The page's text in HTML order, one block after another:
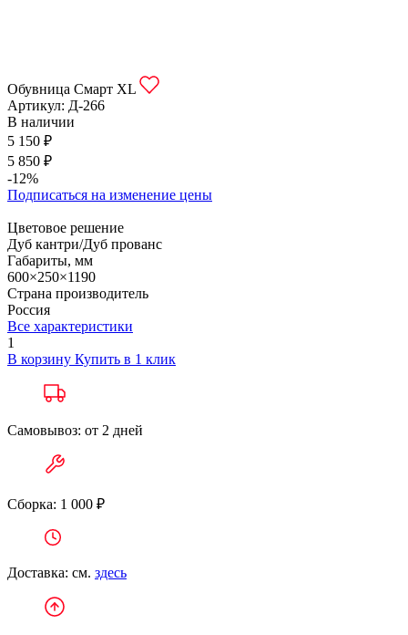
Обувница Смарт XL
Артикул: Д-266
В наличии
5 150 ₽
5 850 ₽
-12%
Подписаться на изменение цены
Цветовое решение
Дуб кантри/Дуб прованс
Габариты, мм
600×250×1190
Страна производитель
Россия
Все характеристики
1
В корзину Купить в 1 клик
Самовывоз: от 2 дней
Сборка: 1 000 ₽
Доставка: см. здесь